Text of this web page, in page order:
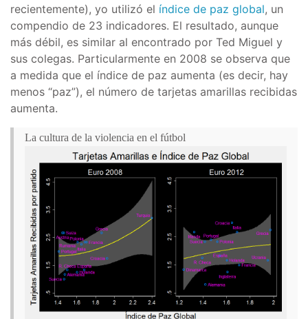
recientemente), yo utilizó el índice de paz global, un
compendio de 23 indicadores. El resultado, aunque
más débil, es similar al encontrado por Ted Miguel y
sus colegas. Particularmente en 2008 se observa que
a medida que el índice de paz aumenta (es decir, hay
menos “paz”), el número de tarjetas amarillas recibidas
aumenta.
La cultura de la violencia en el fútbol